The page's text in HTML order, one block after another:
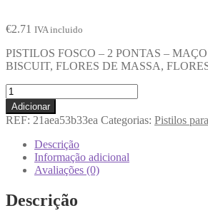
€2.71 IVA incluido
PISTILOS FOSCO – 2 PONTAS –
BISCUIT, FLORES DE MASSA,
Adicionar
REF: 21aea53b33ea Categorias: Pistilos
Descrição
Informação adicional
Avaliações (0)
Descrição